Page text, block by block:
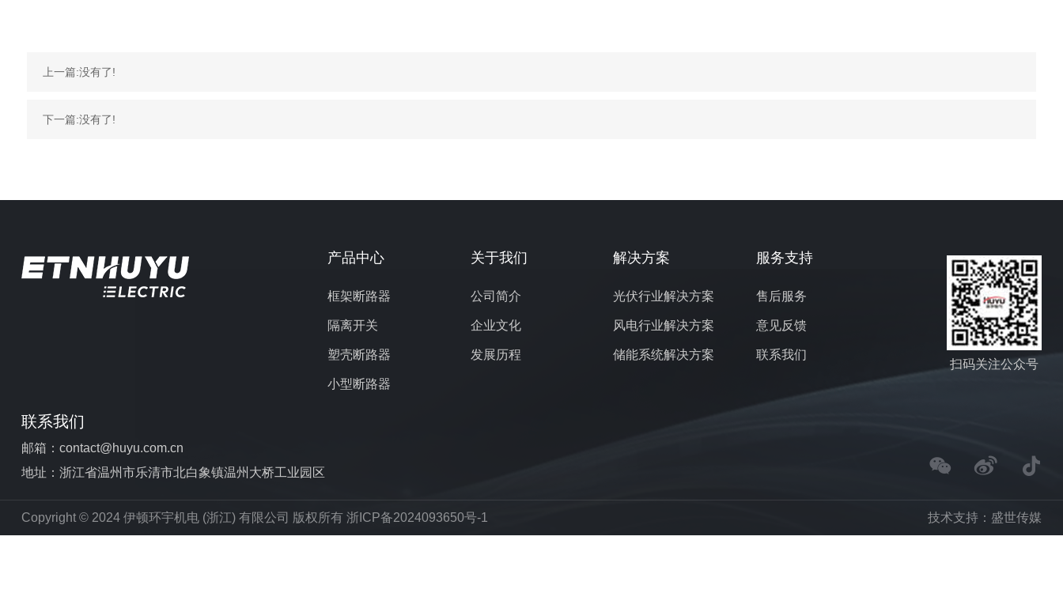
上一篇:没有了!
下一篇:没有了!
产品中心
框架断路器
隔离开关
塑壳断路器
小型断路器
关于我们
公司简介
企业文化
发展历程
解决方案
光伏行业解决方案
风电行业解决方案
储能系统解决方案
服务支持
售后服务
意见反馈
联系我们
扫码关注公众号
联系我们
邮箱：contact@huyu.com.cn
地址：浙江省温州市乐清市北白象镇温州大桥工业园区
Copyright © 2024 伊顿环宇机电 (浙江) 有限公司 版权所有 浙ICP备2024093650号-1 技术支持： 盛世传媒